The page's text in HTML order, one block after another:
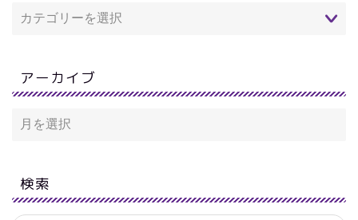
アーカイブ
検索